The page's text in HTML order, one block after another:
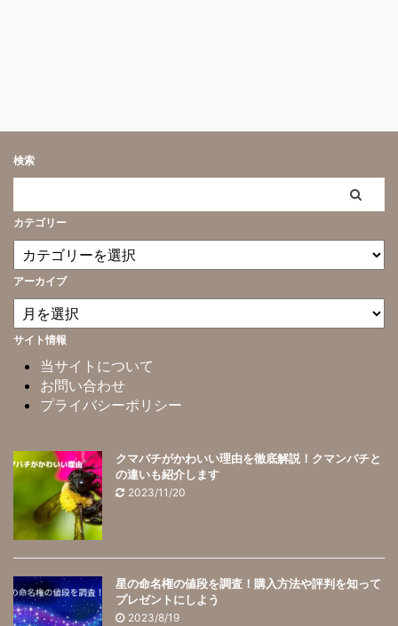
検索
カテゴリー
アーカイブ
サイト情報
当サイトについて
お問い合わせ
プライバシーポリシー
クマバチがかわいい理由を徹底解説！クマンバチと
の違いも紹介します
2023/11/20
星の命名権の値段を調査！購入方法や評判を知って
プレゼントにしよう
2023/8/19